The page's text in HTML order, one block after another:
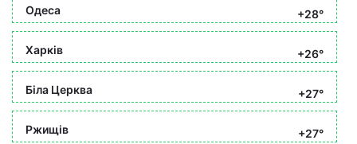
Одеса +28°
Харків +26°
Біла Церква +27°
Ржищів +27°